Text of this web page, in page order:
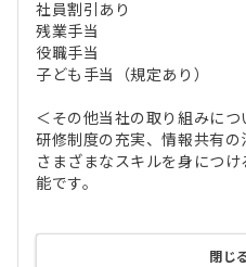
社員割引あり
残業手当
役職手当
子ども手当（規定あり）
＜その他当社の取り組みにつ
研修制度の充実、情報共有の
さまざまなスキルを身につ
能です。
閉じ